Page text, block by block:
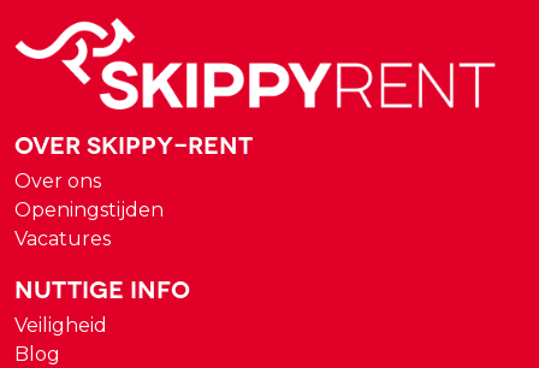
Over Skippy-rent
Over ons
Openingstijden
Vacatures
Nuttige Info
Veiligheid
Blog